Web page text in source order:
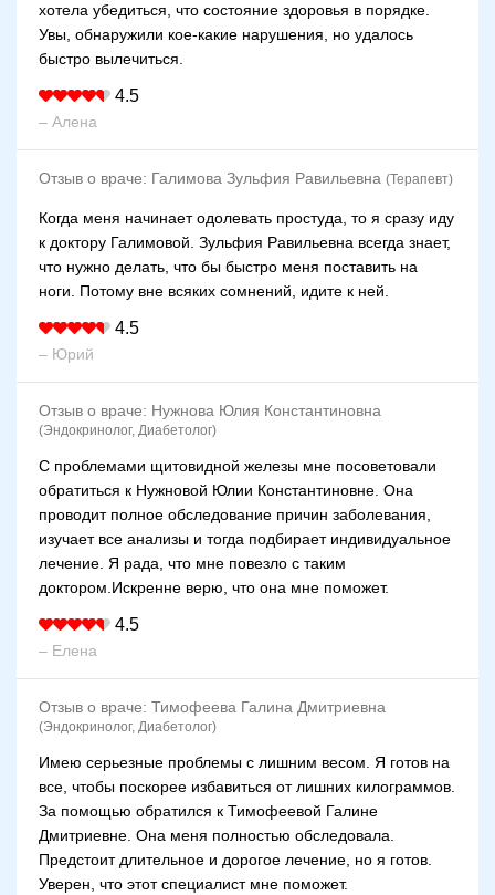
хотела убедиться, что состояние здоровья в порядке.
Увы, обнаружили кое-какие нарушения, но удалось
быстро вылечиться.
4.5
– Алена
Отзыв о враче: Галимова Зульфия Равильевна (Терапевт)
Когда меня начинает одолевать простуда, то я сразу иду
к доктору Галимовой. Зульфия Равильевна всегда знает,
что нужно делать, что бы быстро меня поставить на
ноги. Потому вне всяких сомнений, идите к ней.
4.5
– Юрий
Отзыв о враче: Нужнова Юлия Константиновна
(Эндокринолог, Диабетолог)
С проблемами щитовидной железы мне посоветовали
обратиться к Нужновой Юлии Константиновне. Она
проводит полное обследование причин заболевания,
изучает все анализы и тогда подбирает индивидуальное
лечение. Я рада, что мне повезло с таким
доктором.Искренне верю, что она мне поможет.
4.5
– Елена
Отзыв о враче: Тимофеева Галина Дмитриевна
(Эндокринолог, Диабетолог)
Имею серьезные проблемы с лишним весом. Я готов на
все, чтобы поскорее избавиться от лишних килограммов.
За помощью обратился к Тимофеевой Галине
Дмитриевне. Она меня полностью обследовала.
Предстоит длительное и дорогое лечение, но я готов.
Уверен, что этот специалист мне поможет.